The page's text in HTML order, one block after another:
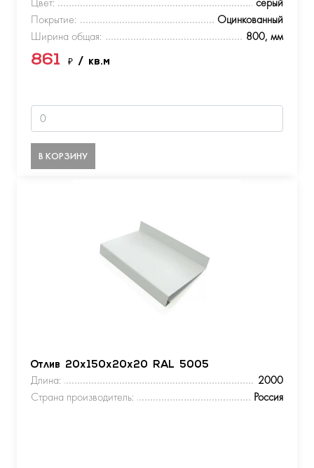
Покрытие:
Оцинкованный
Ширина общая:
800, мм
861 ₽ / кв.м
В КОРЗИНУ
Отлив 20х150х20х20 RAL 5005
Длина:
2000
Страна производитель:
Россия